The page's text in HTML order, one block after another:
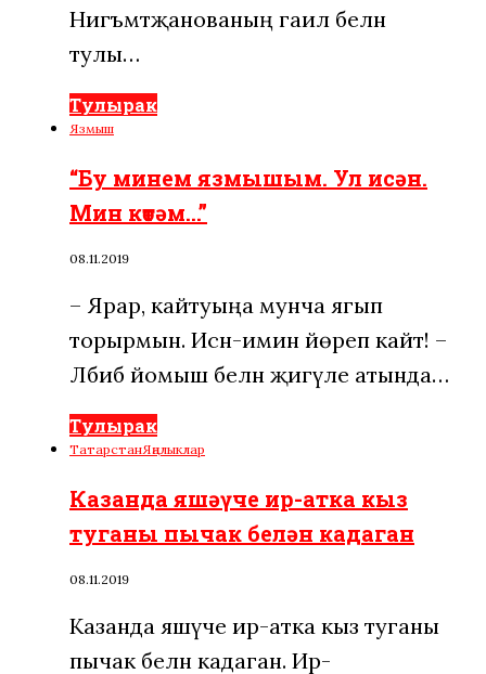
Нигъмәтҗанованың гаилә белән
тулы…
Тулырак
Язмыш
“Бу минем язмышым. Ул исән.
Мин көтәм…”
08.11.2019
– Ярар, кайтуыңа мунча ягып
торырмын. Исән-имин йөреп кайт! –
Ләбибә йомыш белән җигүле атында…
Тулырак
ТатарстанЯңалыклар
Казанда яшәүче ир-атка кыз
туганы пычак белән кадаган
08.11.2019
Казанда яшәүче ир-атка кыз туганы
пычак белән кадаган. Ир-